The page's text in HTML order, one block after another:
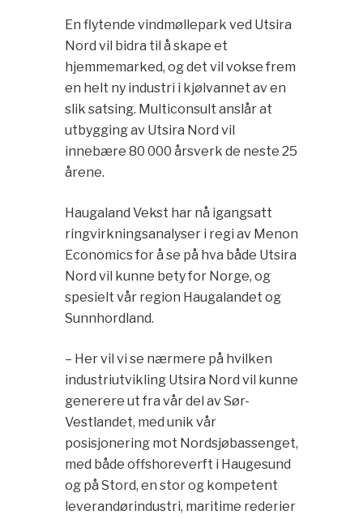
En flytende vindmøllepark ved Utsira
Nord vil bidra til å skape et
hjemmemarked, og det vil vokse frem
en helt ny industri i kjølvannet av en
slik satsing. Multiconsult anslår at
utbygging av Utsira Nord vil
innebære 80 000 årsverk de neste 25
årene.
Haugaland Vekst har nå igangsatt
ringvirkningsanalyser i regi av Menon
Economics for å se på hva både Utsira
Nord vil kunne bety for Norge, og
spesielt vår region Haugalandet og
Sunnhordland.
– Her vil vi se nærmere på hvilken
industriutvikling Utsira Nord vil kunne
generere ut fra vår del av Sør-
Vestlandet, med unik vår
posisjonering mot Nordsjøbassenget,
med både offshoreverft i Haugesund
og på Stord, en stor og kompetent
leverandørindustri, maritime rederier